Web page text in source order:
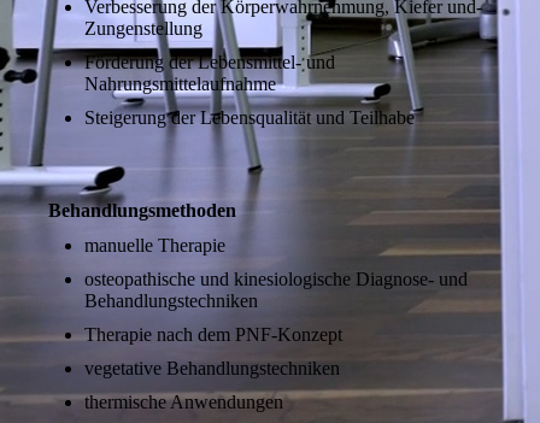
Verbesserung der Körperwahrnehmung, Kiefer und-
Zungenstellung
Förderung der Lebensmittel- und
Nahrungsmittelaufnahme
Steigerung der Lebensqualität und Teilhabe
Behandlungsmethoden
manuelle Therapie
osteopathische und kinesiologische Diagnose- und
Behandlungstechniken
Therapie nach dem PNF-Konzept
vegetative Behandlungstechniken
thermische Anwendungen